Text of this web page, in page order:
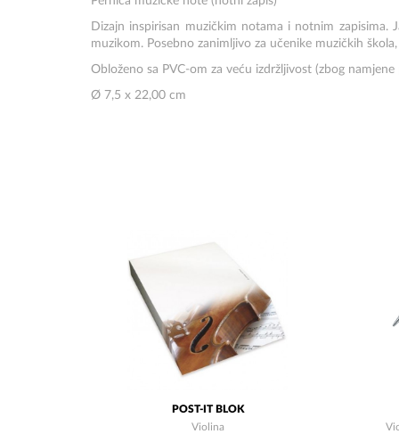
Dizajn inspirisan muzičkim notama i notnim zapisima.
muzikom. Posebno zanimljivo za učenike muzičkih
Obloženo sa PVC-om za veću izdržljivost (zbog namjene
Ø 7,5 x 22,00 cm
POST-IT BLOK
Violina